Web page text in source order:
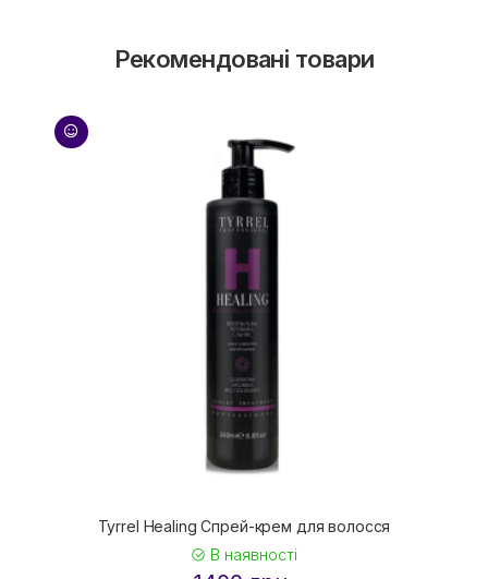
Рекомендовані товари
Tyrrel Healing Спрей-крем для волосся
В наявності